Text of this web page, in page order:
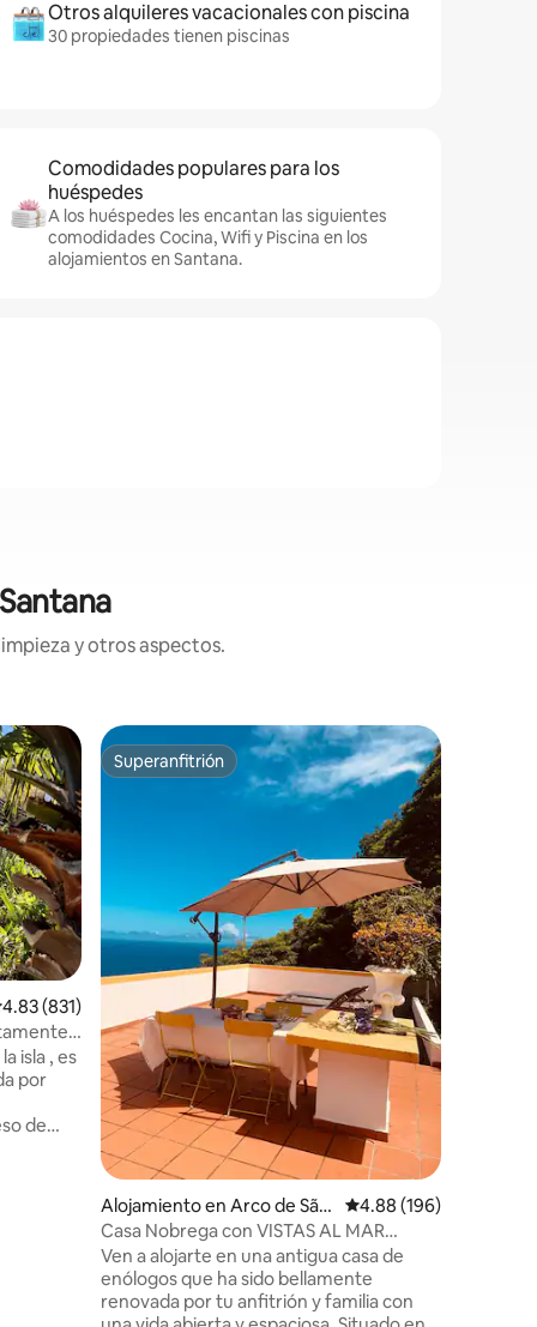
Otros alquileres vacacionales con piscina
30 propiedades tienen piscinas
Comodidades populares para los
huéspedes
A los huéspedes les encantan las siguientes
comodidades Cocina, Wifi y Piscina en los
alojamientos en Santana.
y otros aspectos.
promedio: 4.83 de 5, 831 reseñas
4.83 (831)
isla , es
por
de
Superanfitrión
Superanfitrión
Alojamiento en Arco de São
Jorge
Calificación promedio:
4.88 (196)
Casa Nobrega con VISTAS AL MAR
Alojamiento en un entorno tranquilo
Ven a alojarte en una antigua casa de
enólogos que ha sido bellamente
renovada por tu anfitrión y familia con